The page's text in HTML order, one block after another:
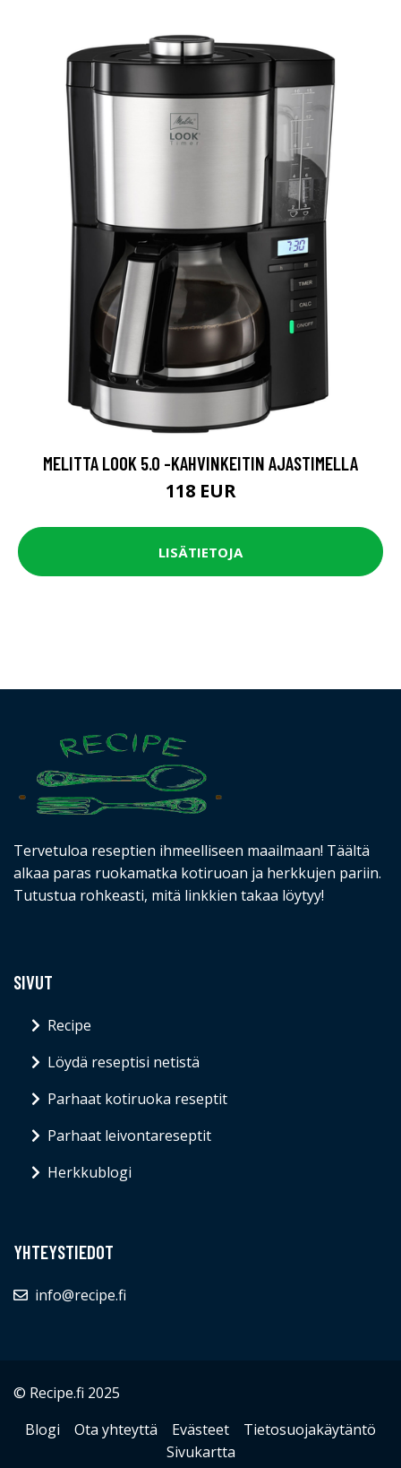
MELITTA LOOK 5.0 -KAHVINKEITIN AJASTIMELLA
118 EUR
LISÄTIETOJA
Tervetuloa reseptien ihmeelliseen maailmaan! Täältä
alkaa paras ruokamatka kotiruoan ja herkkujen pariin.
Tutustua rohkeasti, mitä linkkien takaa löytyy!
SIVUT
Recipe
Löydä reseptisi netistä
Parhaat kotiruoka reseptit
Parhaat leivontareseptit
Herkkublogi
YHTEYSTIEDOT
info@recipe.fi
© Recipe.fi 2025
Blogi
Ota yhteyttä Evästeet
Tietosuojakäytäntö
Sivukartta